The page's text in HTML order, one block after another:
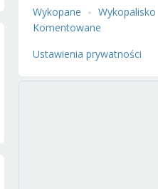
Wykopane
Wykopalisko
Komentowane
Ustawienia prywatności